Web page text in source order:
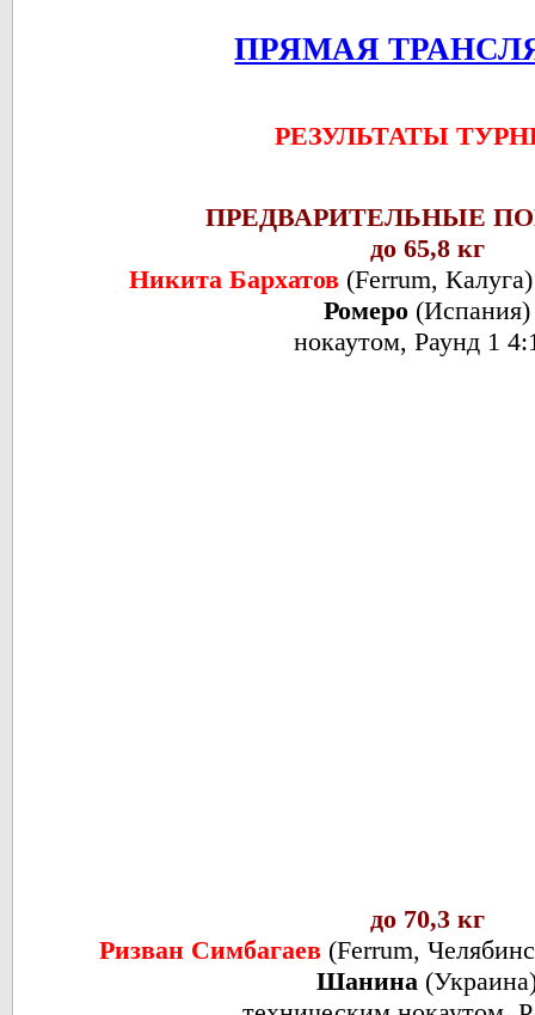
ПРЯМАЯ
РЕЗУЛЬТАТЫ
ПРЕДВАРИТЕЛЬНЫЕ
до 65,8 кг
Никита Бархатов (Ferrum,
Ромеро (Испания)
нокаутом, Раунд 1
до 70,3 кг
Ризван Симбагаев (Ferrum,
Шанина (Украина